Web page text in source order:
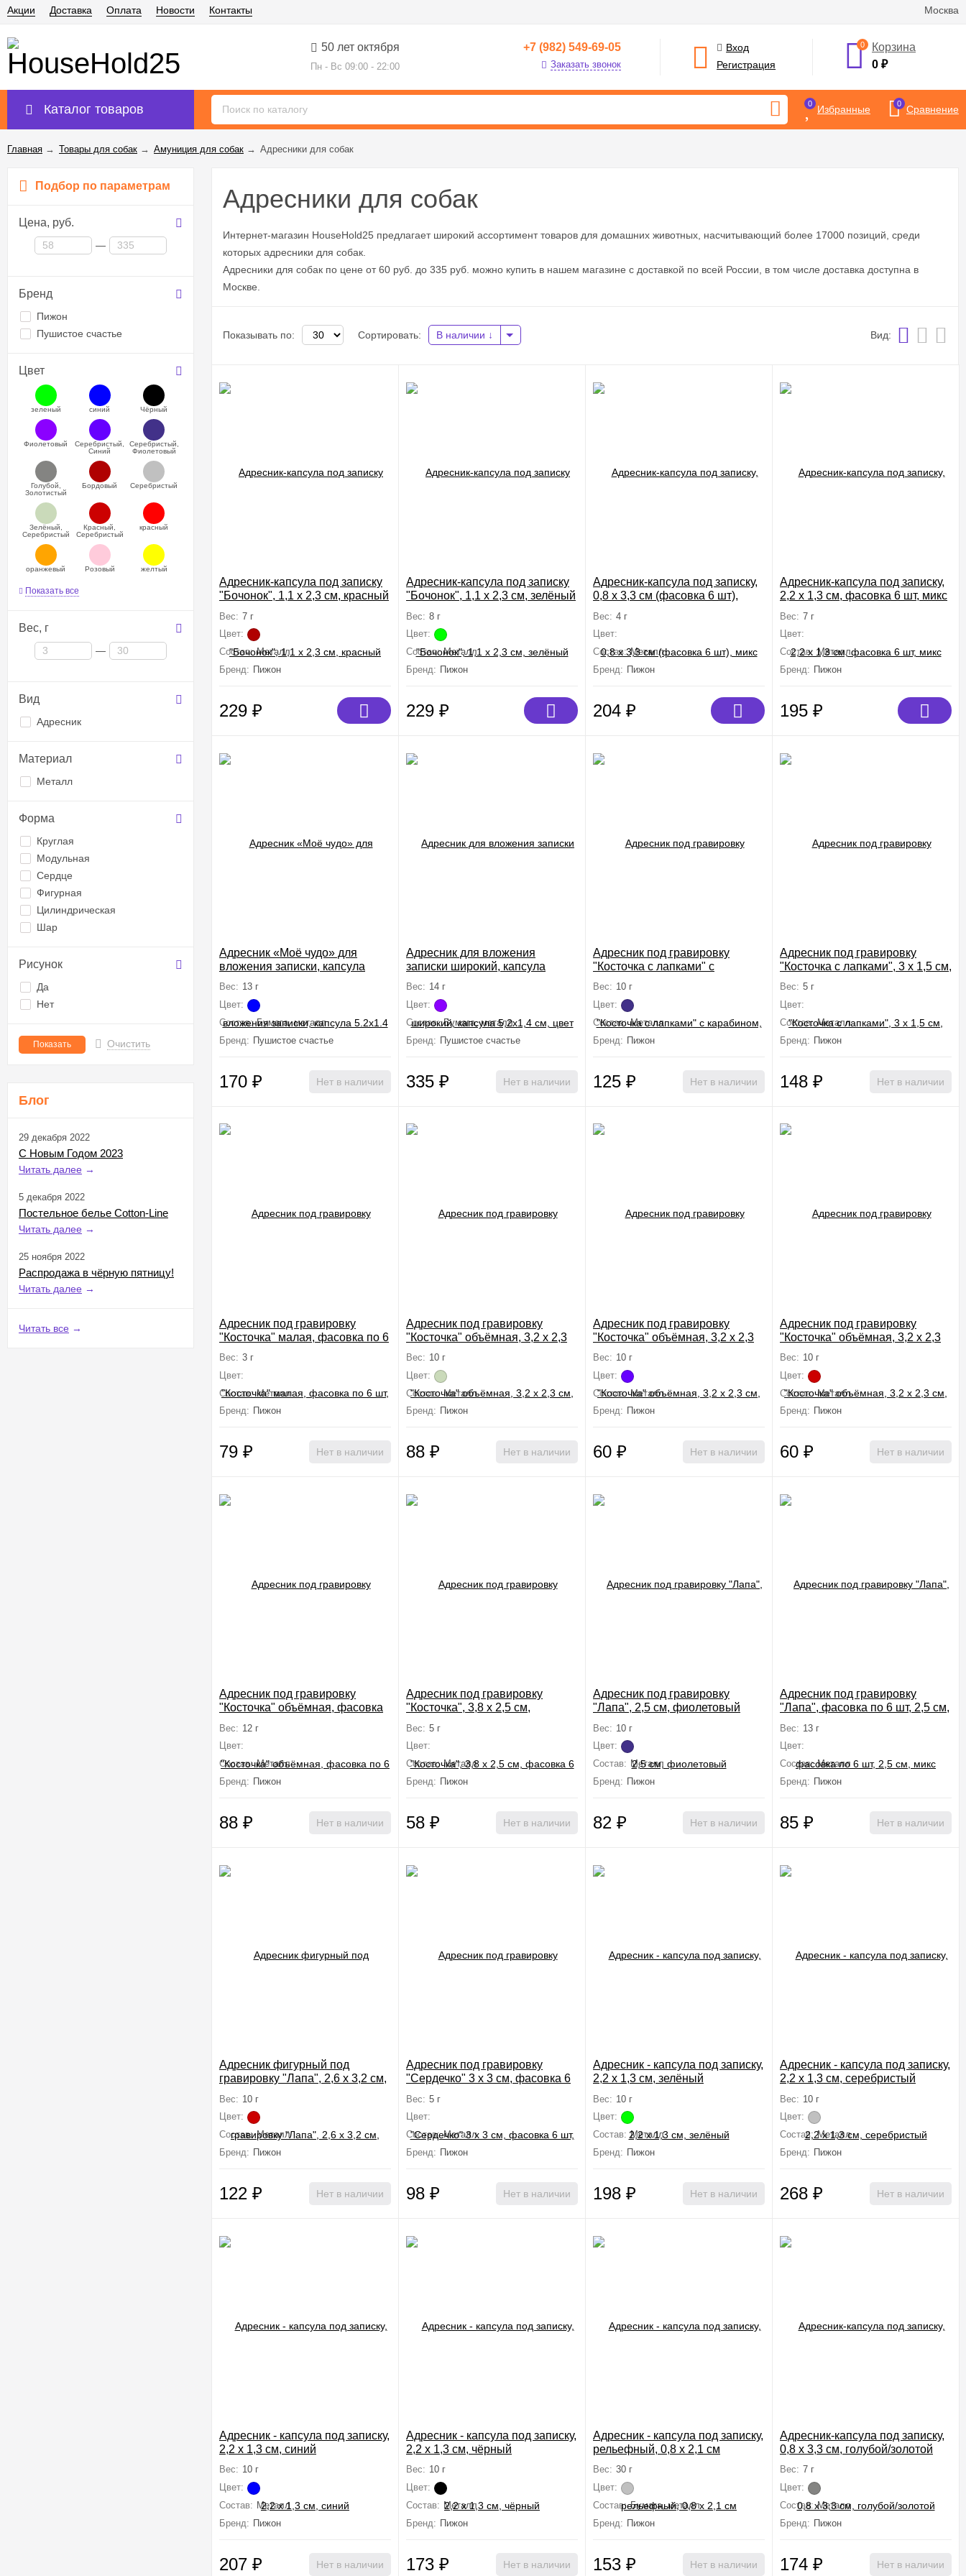
Москва
Акции Доставка Оплата Новости Контакты
50 лет октября
Пн - Вс 09:00 - 22:00
+7 (982) 549-69-05
Заказать звонок
Вход
Регистрация
0
Корзина
0₽
Каталог товаров 0 Избранные 0 Сравнение
Главная → Товары для собак → Амуниция для собак → Адресники для собак
Подбор по параметрам
Цена, руб.
—
Бренд
Пижон
Пушистое счастье
Цвет
зеленый синий Чёрный
Фиолетовый
Серебристый,
Синий
Серебристый,
Фиолетовый
Голубой,
Золотистый
Бордовый Серебристый
Зелёный,
Серебристый
Красный,
Серебристый
красный
оранжевый Розовый желтый
Показать все
Вес, г
—
Вид
Адресник
Материал
Металл
Форма
Круглая
Модульная
Сердце
Фигурная
Цилиндрическая
Шар
Рисунок
Да
Нет
Очистить
Блог
29 декабря 2022
С Новым Годом 2023
Читать далее →
5 декабря 2022
Постельное белье Cotton-Line
Читать далее →
25 ноября 2022
Распродажа в чёрную пятницу!
Читать далее →
Читать все →
Адресники для собак
Интернет-магазин HouseHold25 предлагает широкий ассортимент товаров для домашних животных, насчитывающий более 17000 позиций, среди
которых адресники для собак.
Адресники для собак по цене от 60 руб. до 335 руб. можно купить в нашем магазине с доставкой по всей России, в том числе доставка доступна в
Москве.
Показывать по: Сортировать: В наличии Вид:
Адресник-капсула под записку
"Бочонок", 1,1 х 2,3 см, красный
Вес: 7 г
Цвет:
Состав: Металл
Бренд: Пижон
229 ₽
Адресник-капсула под записку
"Бочонок", 1,1 х 2,3 см, зелёный
Вес: 8 г
Цвет:
Состав: Металл
Бренд: Пижон
229 ₽
Адресник-капсула под записку,
0,8 х 3,3 см (фасовка 6 шт),
Вес: 4 г
Цвет:
Состав: Металл
Бренд: Пижон
204 ₽
Адресник-капсула под записку,
2,2 х 1,3 см, фасовка 6 шт, микс
Вес: 7 г
Цвет:
Состав: Металл
Бренд: Пижон
195 ₽
Адресник «Моё чудо» для
вложения записки, капсула
5.2х1.4 см
Вес: 13 г
Цвет:
Состав: Бумага, металл
Бренд: Пушистое счастье
170 ₽ Нет в наличии
Адресник для вложения
записки широкий, капсула
5,2х1,4 см, цвет фуксия
Вес: 14 г
Цвет:
Состав: Бумага, металл
Бренд: Пушистое счастье
335 ₽ Нет в наличии
Адресник под гравировку
"Косточка с лапками" с
карабином, 3 х 1,5 см,
фиолетовый
Вес: 10 г
Цвет:
Состав: Металл
Бренд: Пижон
125 ₽ Нет в наличии
Адресник под гравировку
"Косточка с лапками", 3 х 1,5 см,
фасовка по 6 шт, микс цветов
Вес: 5 г
Цвет:
Состав: Металл
Бренд: Пижон
148 ₽ Нет в наличии
Адресник под гравировку
"Косточка" малая, фасовка по 6
шт, 2,8 х 1,1 см, микс цветов
Вес: 3 г
Цвет:
Состав: Металл
Бренд: Пижон
79 ₽ Нет в наличии
Адресник под гравировку
"Косточка" объёмная, 3,2 х 2,3
см, зелёный
Вес: 10 г
Цвет:
Состав: Металл
Бренд: Пижон
88 ₽ Нет в наличии
Адресник под гравировку
"Косточка" объёмная, 3,2 х 2,3
см, синий
Вес: 10 г
Цвет:
Состав: Металл
Бренд: Пижон
60 ₽ Нет в наличии
Адресник под гравировку
"Косточка" объёмная, 3,2 х 2,3
см, красный
Вес: 10 г
Цвет:
Состав: Металл
Бренд: Пижон
60 ₽ Нет в наличии
Адресник под гравировку
"Косточка" объёмная, фасовка
цветов
Вес: 12 г
Цвет:
Состав: Металл
Бренд: Пижон
88 ₽ Нет в наличии
Адресник под гравировку
"Косточка", 3,8 х 2,5 см,
Вес: 5 г
Цвет:
Состав: Металл
Бренд: Пижон
58 ₽ Нет в наличии
Адресник под гравировку
"Лапа", 2,5 см, фиолетовый
Вес: 10 г
Цвет:
Состав: Металл
Бренд: Пижон
82 ₽ Нет в наличии
Адресник под гравировку
"Лапа", фасовка по 6 шт, 2,5 см,
Вес: 13 г
Цвет:
Состав: Металл
Бренд: Пижон
85 ₽ Нет в наличии
Адресник фигурный под
гравировку "Лапа", 2,6 х 3,2 см,
Вес: 10 г
Цвет:
Состав: Металл
Бренд: Пижон
122 ₽ Нет в наличии
Адресник под гравировку
"Сердечко" 3 х 3 см, фасовка 6
Вес: 5 г
Цвет:
Состав: Металл
Бренд: Пижон
98 ₽ Нет в наличии
Адресник - капсула под записку,
2,2 х 1,3 см, зелёный
Вес: 10 г
Цвет:
Состав: Металл
Бренд: Пижон
198 ₽ Нет в наличии
Адресник - капсула под записку,
2,2 х 1,3 см, серебристый
Вес: 10 г
Цвет:
Состав: Металл
Бренд: Пижон
268 ₽ Нет в наличии
Адресник - капсула под записку,
2,2 х 1,3 см, синий
Вес: 10 г
Цвет:
Состав: Металл
Бренд: Пижон
207 ₽ Нет в наличии
Адресник - капсула под записку,
2,2 х 1,3 см, чёрный
Вес: 10 г
Цвет:
Состав: Металл
Бренд: Пижон
173 ₽ Нет в наличии
Адресник - капсула под записку,
рельефный, 0,8 х 2,1 см
Вес: 30 г
Цвет:
Состав: Бумага, металл
Бренд: Пижон
153 ₽ Нет в наличии
Адресник-капсула под записку,
0,8 х 3,3 см, голубой/золотой
Вес: 7 г
Цвет:
Состав: Металл
Бренд: Пижон
174 ₽ Нет в наличии